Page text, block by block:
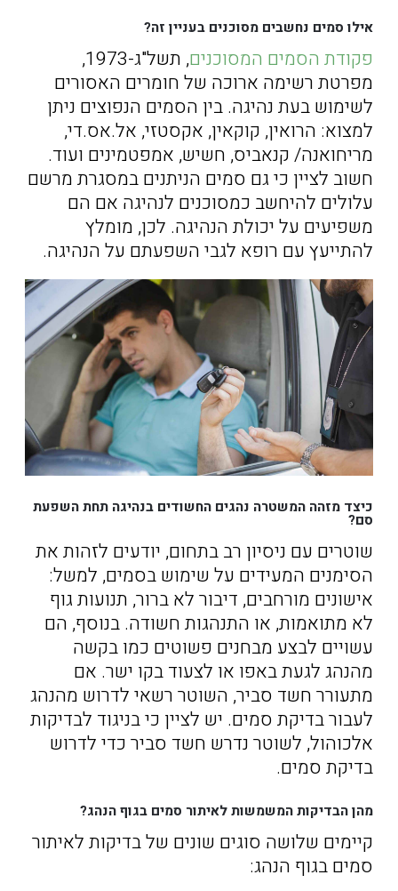
אילו סמים נחשבים מסוכנים בעניין זה?
פקודת הסמים המסוכנים
, תשל"ג-1973,
מפרטת רשימה ארוכה של חומרים האסורים
לשימוש בעת נהיגה. בין הסמים הנפוצים ניתן
למצוא: הרואין, קוקאין, אקסטזי, אל.אס.די,
מריחואנה/ קנאביס, חשיש, אמפטמינים ועוד.
חשוב לציין כי גם סמים הניתנים במסגרת מרשם
עלולים להיחשב כמסוכנים לנהיגה אם הם
משפיעים על יכולת הנהיגה. לכן, מומלץ
להתייעץ עם רופא לגבי השפעתם על הנהיגה.
כיצד מזהה המשטרה נהגים החשודים בנהיגה תחת השפעת
סם?
שוטרים עם ניסיון רב בתחום, יודעים לזהות את
הסימנים המעידים על שימוש בסמים, למשל:
אישונים מורחבים, דיבור לא ברור, תנועות גוף
לא מתואמות, או התנהגות חשודה. בנוסף, הם
עשויים לבצע מבחנים פשוטים כמו בקשה
מהנהג לגעת באפו או לצעוד בקו ישר. אם
מתעורר חשד סביר, השוטר רשאי לדרוש מהנהג
לעבור בדיקת סמים. יש לציין כי בניגוד לבדיקות
אלכוהול, לשוטר נדרש חשד סביר כדי לדרוש
בדיקת סמים.
מהן הבדיקות המשמשות לאיתור סמים בגוף הנהג?
קיימים שלושה סוגים שונים של בדיקות לאיתור
סמים בגוף הנהג: